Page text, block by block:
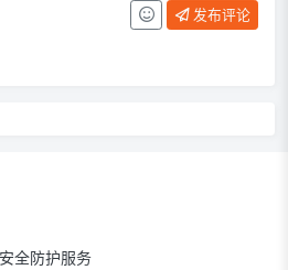
发布评论
全防护服务